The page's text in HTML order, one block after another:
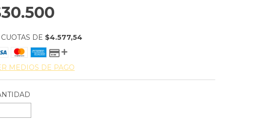
CUOTAS DE $4.577,54
MEDIOS DE PAGO